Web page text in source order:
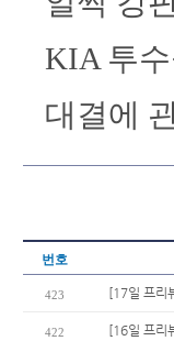
KIA 투
대결에
번호
423 [17일 프리
422 [16일 프리